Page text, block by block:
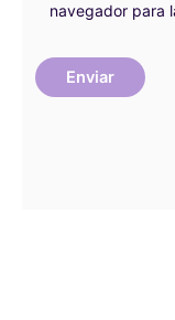
navegador para